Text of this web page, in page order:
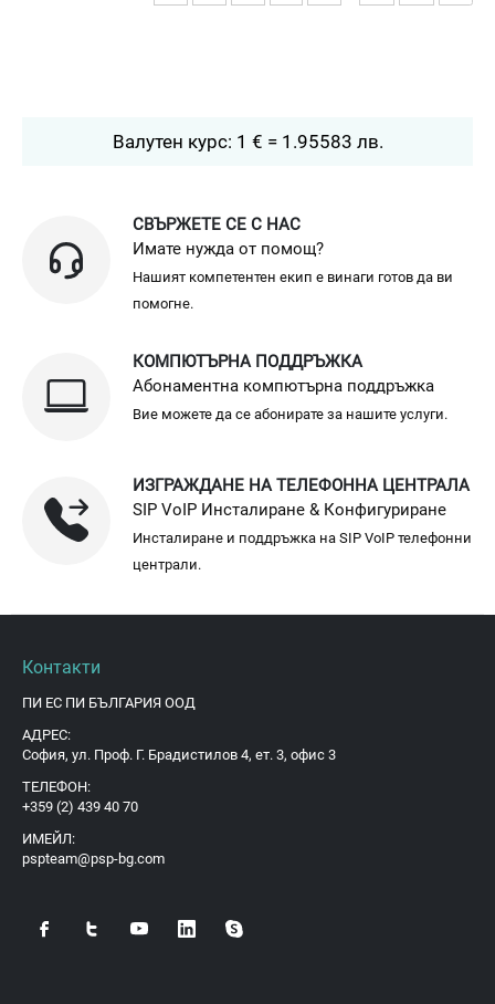
Валутен курс: 1 € = 1.95583 лв.
СВЪРЖЕТЕ СЕ С НАС
Имате нужда от помощ?
Нашият компетентен екип е винаги готов да ви
помогне.
КОМПЮТЪРНА ПОДДРЪЖКА
Абонаментна компютърна поддръжка
Вие можете да се абонирате за нашите услуги.
ИЗГРАЖДАНЕ НА ТЕЛЕФОННА ЦЕНТРАЛА
SIP VoIP Инсталиране & Конфигуриране
Инсталиране и поддръжка на SIP VoIP телефонни
централи.
Контакти
ПИ ЕС ПИ БЪЛГАРИЯ ООД
АДРЕС:
София, ул. Проф. Г. Брадистилов 4, ет. 3, офис 3
ТЕЛЕФОН:
+359 (2) 439 40 70
ИМЕЙЛ:
pspteam@psp-bg.com